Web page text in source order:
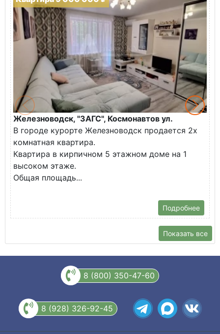
Железноводск, "ЗАГС", Космонавтов ул.
В городе курорте Железноводск продается 2х
комнатная квартира.
Квартира в кирпичном 5 этажном доме на 1
высоком этаже.
Общая площадь...
Подробнее
Показать все
8 (800) 350-47-60
8 (928) 326-92-45